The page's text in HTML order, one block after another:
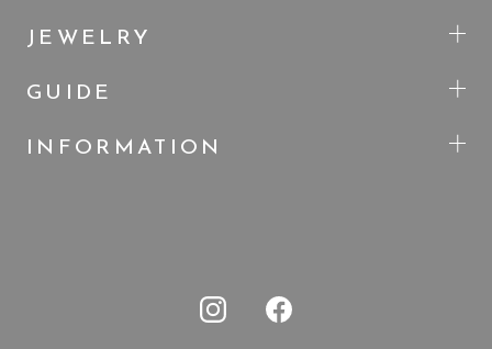
JEWELRY
GUIDE
INFORMATION